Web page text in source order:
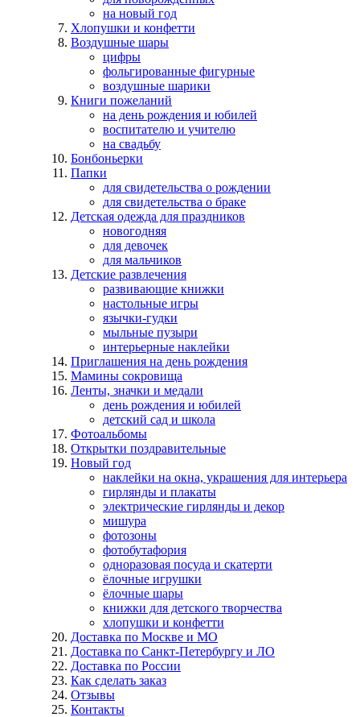
на новый год
Хлопушки и конфетти
Воздушные шары
цифры
фольгированные фигурные
воздушные шарики
Книги пожеланий
на день рождения и юбилей
воспитателю и учителю
на свадьбу
Бонбоньерки
Папки
для свидетельства о рождении
для свидетельства о браке
Детская одежда для праздников
новогодняя
для девочек
для мальчиков
Детские развлечения
развивающие книжки
настольные игры
язычки-гудки
мыльные пузыри
интерьерные наклейки
Приглашения на день рождения
Мамины сокровища
Ленты, значки и медали
день рождения и юбилей
детский сад и школа
Фотоальбомы
Открытки поздравительные
Новый год
наклейки на окна, украшения для интерьера
гирлянды и плакаты
электрические гирлянды и декор
мишура
фотозоны
фотобутафория
одноразовая посуда и скатерти
ёлочные игрушки
ёлочные шары
книжки для детского творчества
хлопушки и конфетти
Доставка по Москве и МО
Доставка по Санкт-Петербургу и ЛО
Доставка по России
Как сделать заказ
Отзывы
Контакты